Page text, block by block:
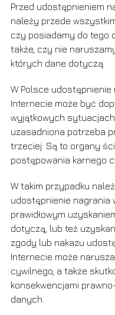
Przed udostępnieniem
należy przede
czy posiadamy do tego
także, czy nie
których dane dotyczą.
W Polsce
Internecie może być
wyjątkowych
uzasadniona potrzeba
trzeciej. Są to organy
postępowania karnego
W takim przypadku
udostępnienie nagrania
prawidłowym
dotyczą, lub też
zgody lub nakazu
Internecie może
cywilnego, a także
konsekwencjami
danych.